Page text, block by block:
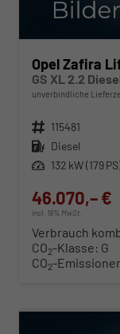
Opel Zafira
GS XL 2.2
unverbindliche
Fahrzeugnr. 115481
Kraftstoff Diesel
Leistung 132 kW (179
46.070,– €
incl. 19% MwSt.
Verbrauch
CO2-Klasse: G
CO2-